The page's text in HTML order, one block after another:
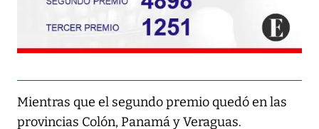
Mientras que el segundo premio quedó en las
provincias Colón, Panamá y Veraguas.